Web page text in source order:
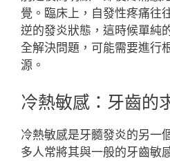
覺。臨床上，自發性疼痛往
逆的發炎狀態，這時候單純
全解決問題，可能需要進行
源。
冷熱敏感：牙齒的
冷熱敏感是牙髓發炎的另一
多人常將其與一般的牙齒敏